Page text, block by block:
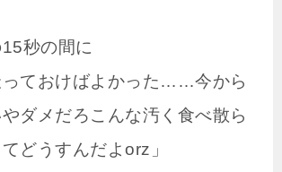
秒の間に
っておけばよかった……今から
ダメだろこんな汚く食べ散ら
どうすんだよorz」